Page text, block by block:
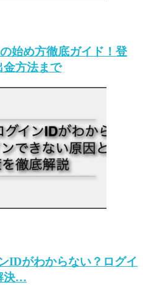
始め方徹底ガイド！登
金方法まで
IDがわからない？ログイ
決…